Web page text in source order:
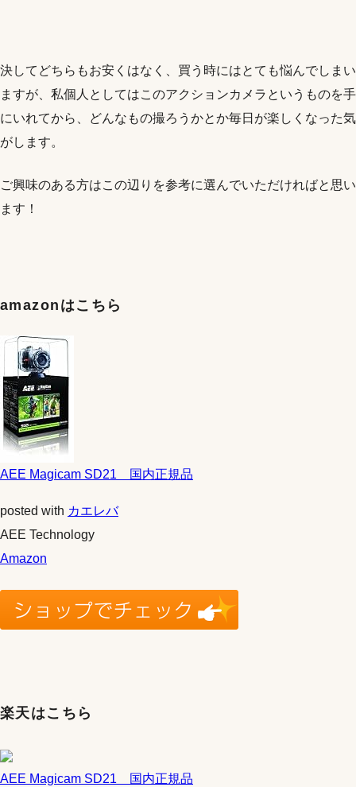
決してどちらもお安くはなく、買う時にはとても悩んでしまい
ますが、私個人としてはこのアクションカメラというものを手
にいれてから、どんなもの撮ろうかとか毎日が楽しくなった気
がします。
ご興味のある方はこの辺りを参考に選んでいただければと思い
ます！
amazonはこちら
AEE Magicam SD21 国内正規品
posted with カエレバ
AEE Technology
Amazon
楽天はこちら
AEE Magicam SD21 国内正規品